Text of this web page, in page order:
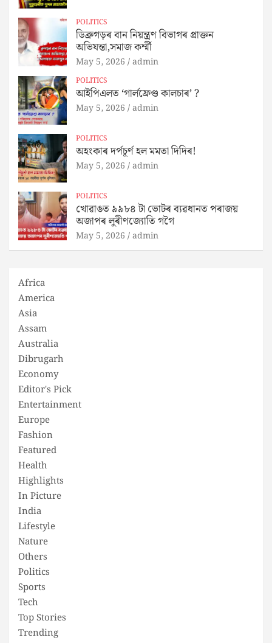
POLITICS
ডিব্ৰুগড়ৰ বান নিয়ন্ত্ৰণ বিভাগৰ প্ৰাক্তন
অভিযন্তা,সমাজ কৰ্ম্মী
May 5, 2026 admin
POLITICS
আইপিএলত ‘গার্লফ্রেণ্ড কালচাৰ’ ?
May 5, 2026 admin
POLITICS
অহংকাৰ দৰ্পচূৰ্ণ হল মমতা দিদিৰ!
May 5, 2026 admin
POLITICS
খোৱাঙত ৯৯৮৪ টা ভোটৰ ব্যৱধানত পৰাজয়
অজাপৰ লুৰীণজ্যোতি গগৈ
May 5, 2026 admin
Africa
America
Asia
Assam
Australia
Dibrugarh
Economy
Editor's Pick
Entertainment
Europe
Fashion
Featured
Health
Highlights
In Picture
India
Lifestyle
Nature
Others
Politics
Sports
Tech
Top Stories
Trending